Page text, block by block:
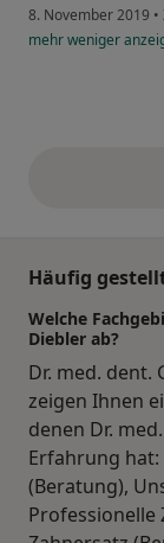
8. November 2019 •
mehrweniger
Häufig
Welche
Diebler ab?
Dr. med. dent.
zeigen Ihnen
denen Dr.
Erfahrung
(Beratung),
Professionelle